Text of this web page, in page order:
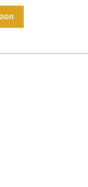
ามน่าเชื่อถือและความรับผิ
และการใช้ข้อมูลจากบร
อก